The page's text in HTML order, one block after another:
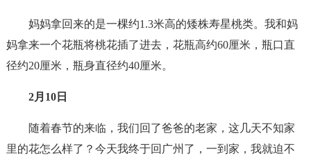
妈妈拿回来的是一棵约1.3米高的矮株寿星桃类。我和妈
妈拿来一个花瓶将桃花插了进去，花瓶高约60厘米，瓶口直
径约20厘米，瓶身直径约40厘米。
2月10日
随着春节的来临，我们回了爸爸的老家，这几天不知家
里的花怎么样了？今天我终于回广州了，一到家，我就迫不